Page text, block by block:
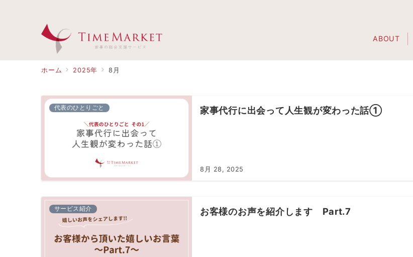
ABOUT
ホーム 2025年 8月
代表のひとりごと 家事代行に出会って人生観が変わった話①
8月 28, 2025
サービス紹介 お客様のお声を紹介します Part.7